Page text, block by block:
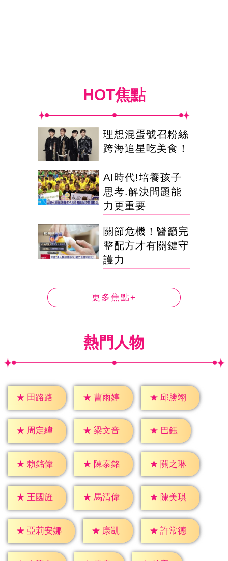
HOT焦點
理想混蛋號召粉絲
跨海追星吃美食！
AI時代!培養孩子
思考.解決問題能
力更重要
關節危機！醫籲完
整配方才有關鍵守
護力
更多焦點+
熱門人物
★ 田路路 ★ 曹雨婷 ★ 邱勝翊
★ 周定緯 ★ 梁文音 ★ 巴鈺
★ 賴銘偉 ★ 陳泰銘 ★ 關之琳
★ 王國旌 ★ 馬清偉 ★ 陳美琪
★ 亞莉安娜 ★ 康凱 ★ 許常德